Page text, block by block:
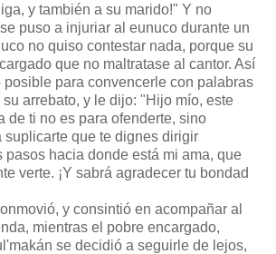
y también a su marido!" Y no
puso a injuriar al eunuco durante un
no quiso contestar nada, porque su
que no maltratase al cantor. Así
para convencerle con palabras
arrebato, y le dijo: "Hijo mío, este
de ti no es para ofenderte, sino
suplicarte que te dignes dirigir
pasos hacia donde está mi ama, que
verte. ¡Y sabrá agradecer tu bondad
y consintió en acompañar al
mientras el pobre encargado,
se decidió a seguirle de lejos,